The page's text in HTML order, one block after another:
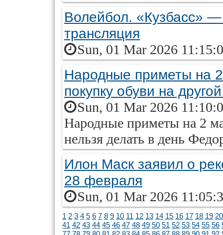
Волейбол. «Кузбасс»
трансляция
Sun, 01 Mar 2026
Народные приметы на
покупку обуви на
Sun, 01 Mar 2026
Народные приметы на 2
нельзя делать в день
Илон Маск заявил о
28 февраля
Sun, 01 Mar 2026
1 2 3 4 5 6 7 8 9 10 11 12 13 14 15 16 17 18 19 20
41 42 43 44 45 46 47 48 49 50 51 52 53 54 55 56